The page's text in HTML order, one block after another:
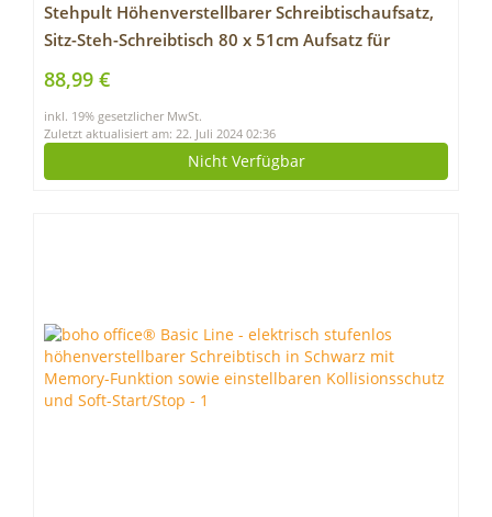
Stehpult Höhenverstellbarer Schreibtischaufsatz,
Sitz-Steh-Schreibtisch 80 x 51cm Aufsatz für
Schreibtische höhenverstellbar mit Gasfeder, 6cm
zu 41cm Für Büro Zuhause
88,99 €
inkl. 19% gesetzlicher MwSt.
Zuletzt aktualisiert am: 22. Juli 2024 02:36
Nicht Verfügbar